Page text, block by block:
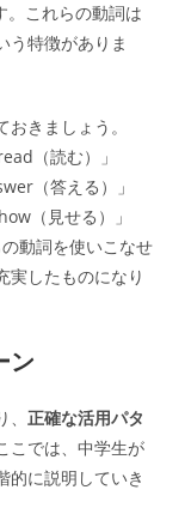
。これらの動詞は
う特徴がありま
おきましょう。
（読む）」
（答える）」
（見せる）」
動詞を使いこなせ
実したものになり
ン
、正確な活用パタ
こでは、中学生が
的に説明していき